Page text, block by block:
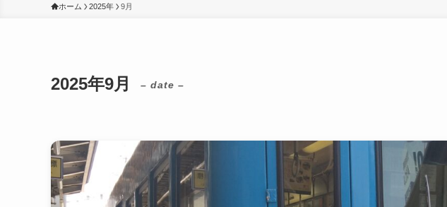
ホーム 2025年 9月
2025年9月 – date –